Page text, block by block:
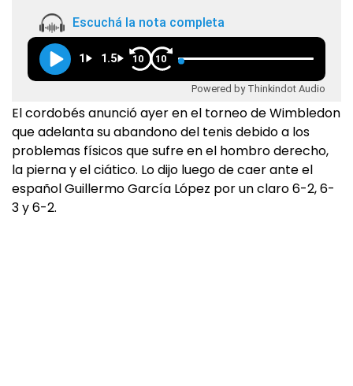
Escuchá la nota completa
1 1.5 10 10
Powered by Thinkindot Audio
El cordobés anunció ayer en el torneo de Wimbledon
que adelanta su abandono del tenis debido a los
problemas físicos que sufre en el hombro derecho,
la pierna y el ciático. Lo dijo luego de caer ante el
español Guillermo García López por un claro 6-2, 6-
3 y 6-2.